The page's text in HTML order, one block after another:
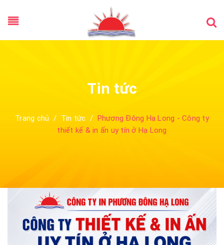
Tin tức
Trang chủ / Tin tức / Phương Đông Hạ Long - Công ty
thiết kế & in ấn uy tín ở Hạ Long